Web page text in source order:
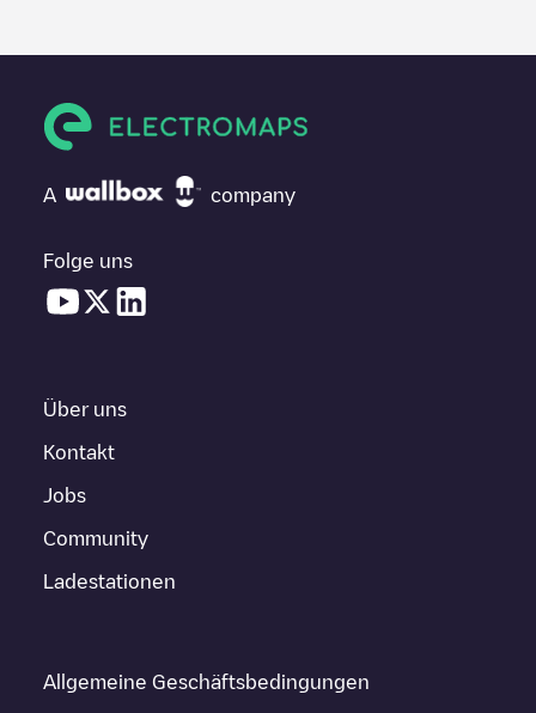
A company
Folge uns
Über uns
Kontakt
Jobs
Community
Ladestationen
Allgemeine Geschäftsbedingungen